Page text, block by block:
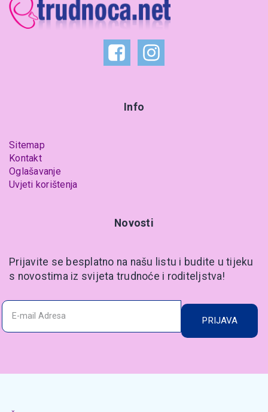
Info
Sitemap
Kontakt
Oglašavanje
Uvjeti korištenja
Novosti
Prijavite se besplatno na našu listu i budite u tijeku
s novostima iz svijeta trudnoće i roditeljstva!
PRIJAVA